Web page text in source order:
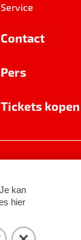
Service
Contact
Pers
Tickets kopen